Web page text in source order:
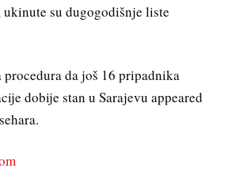
su dugogodišnje liste
procedura da još 16 pripadnika
dobije stan u Sarajevu appeared